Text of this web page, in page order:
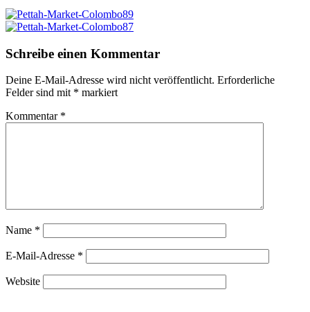
Schreibe einen Kommentar
Deine E-Mail-Adresse wird nicht veröffentlicht. Erforderliche
Felder sind mit * markiert
Kommentar *
Name *
E-Mail-Adresse *
Website